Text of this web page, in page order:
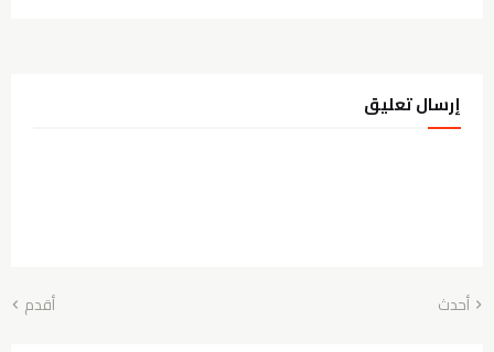
إرسال تعليق
أحدث أقدم